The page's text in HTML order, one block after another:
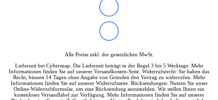
Alle Preise inkl. der gesetzlichen MwSt.
Lieferzeit bei Cybersnap: Die Lieferzeit beträgt in der Regel 3 bis 5 Werktage. Mehr
Informationen finden Sie auf unserer Versandkosten-Seite. Widerrufsrecht: Sie haben das
Recht, binnen 14 Tagen ohne Angabe von Gründen den Vertrag zu widerrufen. Mehr
Informationen finden Sie auf unserer Widerrufsseite. Rücksendungen: Nutzen Sie unser
Online-Widerrufsformular, um eine Rücksendung anzumelden. Wir stellen Ihnen ein
kostenloses Versandlabel zur Verfügung. Mehr Informationen finden Sie auf unserer